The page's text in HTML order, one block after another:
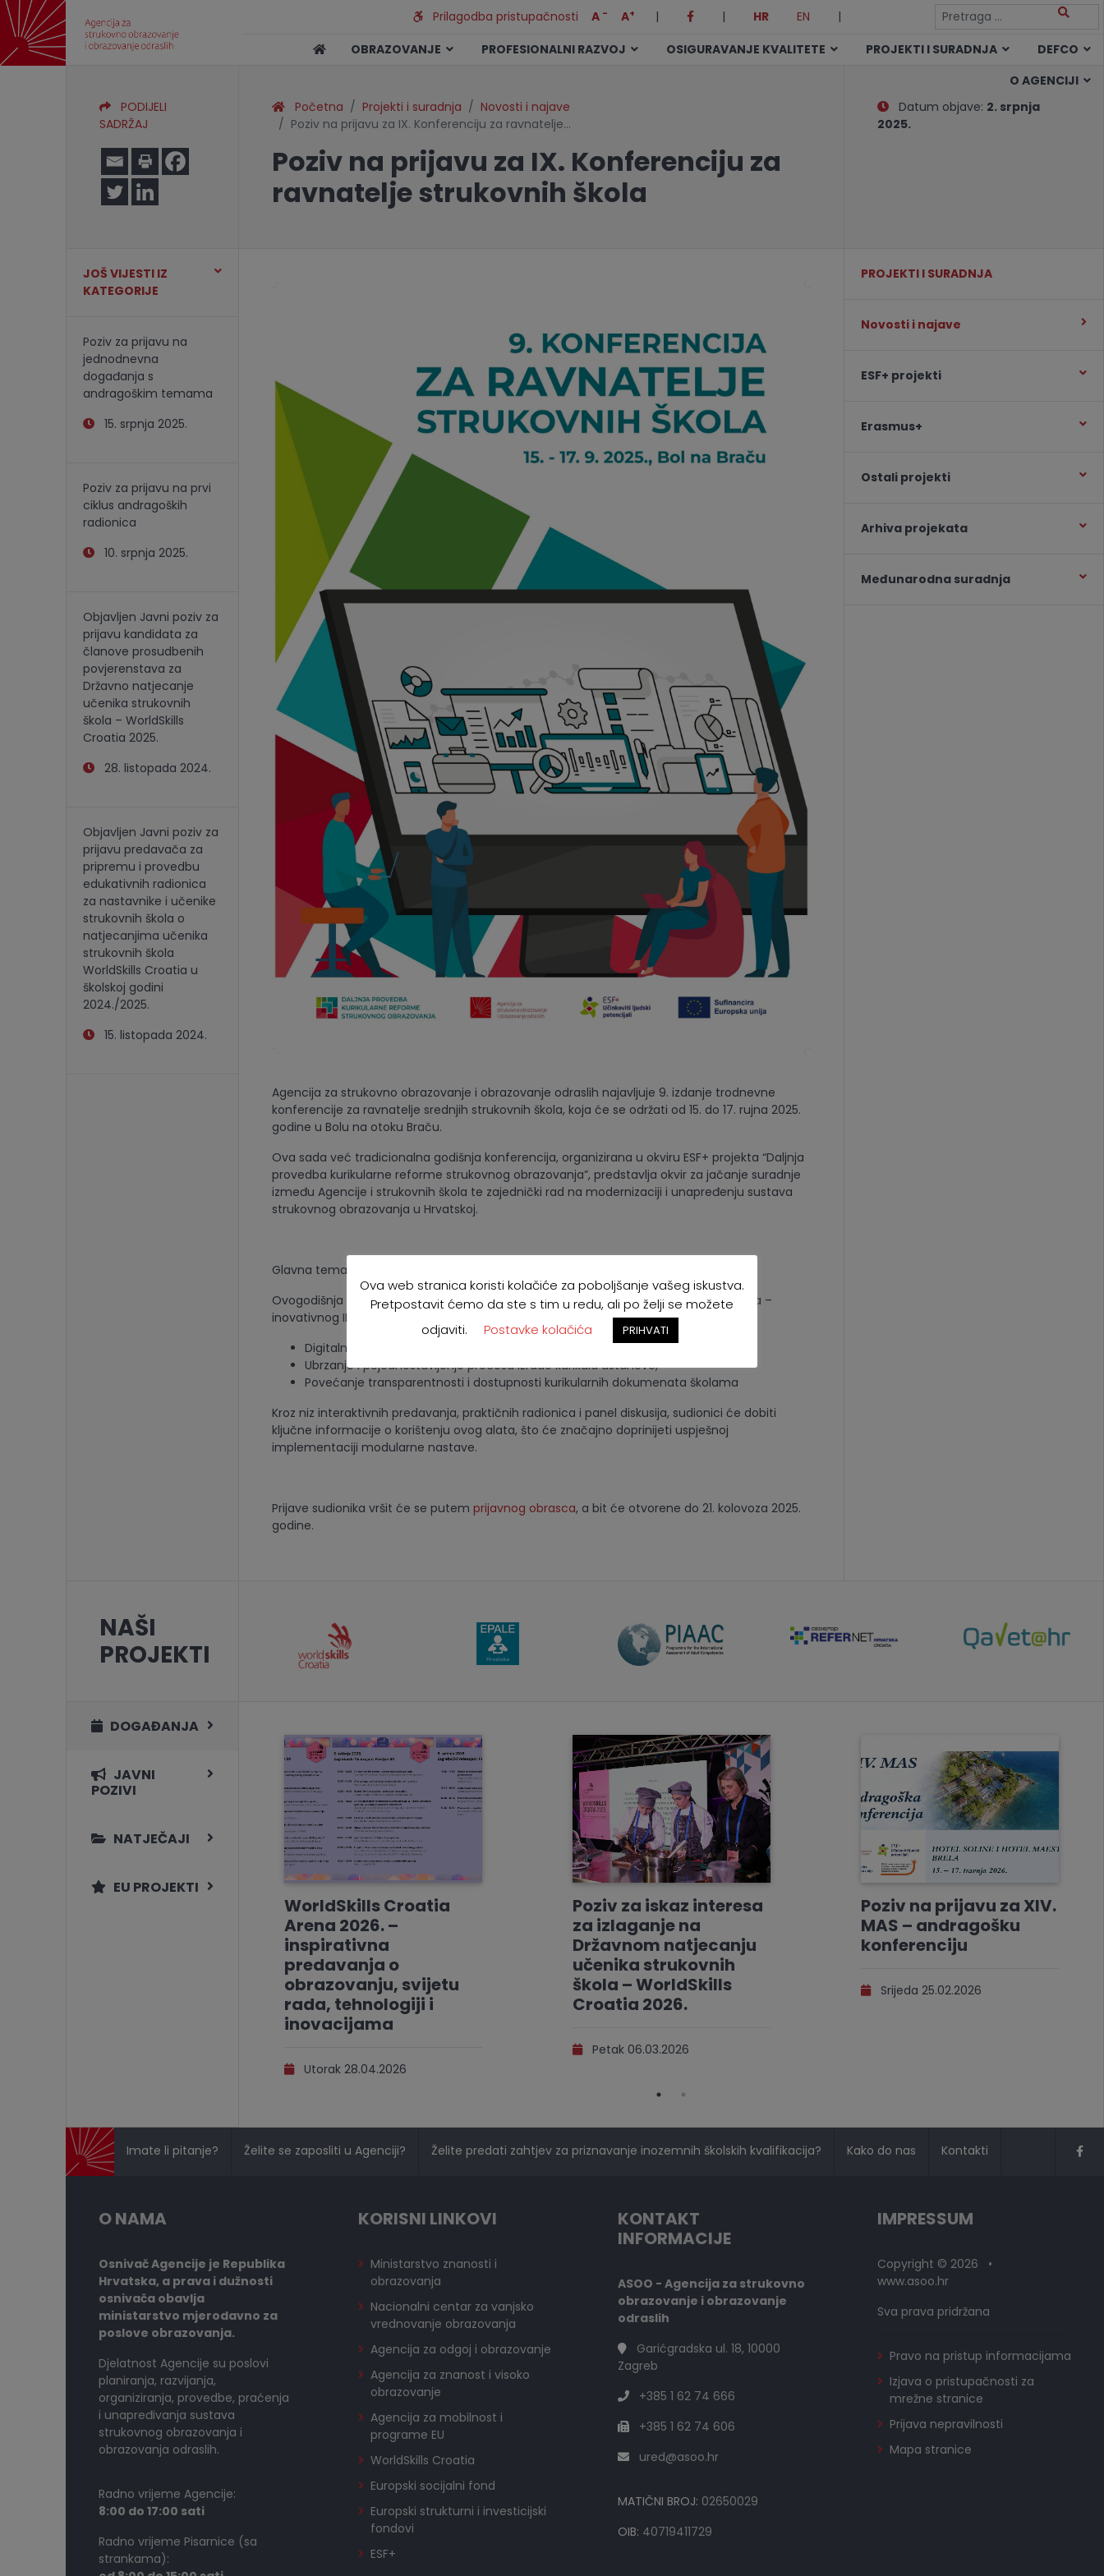
Prilagodba pristupačnosti A - A+ | | HR EN
|
OBRAZOVANJE
PROFESIONALNI RAZVOJ OSIGURAVANJE KVALITETE PROJEKTI I SURADNJA
DEFCO
O AGENCIJI
PODIJELI
SADRŽAJ
Početna Projekti i suradnja
Novosti i najave
Poziv na prijavu za IX. Konferenciju za ravnatelje…
Poziv na prijavu za IX. Konferenciju za
ravnatelje strukovnih škola
Datum objave: 2. srpnja
2025.
JOŠ VIJESTI IZ
KATEGORIJE
Poziv za prijavu na
jednodnevna
događanja s
andragoškim temama
15. srpnja 2025.
Poziv za prijavu na prvi
ciklus andragoških
radionica
10. srpnja 2025.
Objavljen Javni poziv za
prijavu kandidata za
članove prosudbenih
povjerenstava za
Državno natjecanje
učenika strukovnih
škola – WorldSkills
Croatia 2025.
28. listopada 2024.
Objavljen Javni poziv za
prijavu predavača za
pripremu i provedbu
edukativnih radionica
za nastavnike i učenike
strukovnih škola o
natjecanjima učenika
strukovnih škola
WorldSkills Croatia u
školskoj godini
2024./2025.
15. listopada 2024.
Agencija za strukovno obrazovanje i obrazovanje odraslih najavljuje 9. izdanje trodnevne
konferencije za ravnatelje srednjih strukovnih škola, koja će se održati od 15. do 17. rujna 2025.
godine u Bolu na otoku Braču.
Ova sada već tradicionalna godišnja konferencija, organizirana u okviru ESF+ projekta “Daljnja
provedba kurikularne reforme strukovnog obrazovanja”, predstavlja okvir za jačanje suradnje
između Agencije i strukovnih škola te zajednički rad na modernizaciji i unapređenju sustava
strukovnog obrazovanja u Hrvatskoj.
Glavna tema: Digitalna transformacija kurikuluma – e-Kurikulum
Ovogodišnja konferencija bit će usmjerena na predstavljanje i primjenu e-Kurikuluma –
inovativnog IKT alata koji omogućuje:
Digitalno planiranje, izradu i praćenje kurikularnih sadržaja,
Ubrzanje i pojednostavljenje procesa izrade kurikula ustanove,
Povećanje transparentnosti i dostupnosti kurikularnih dokumenata školama
Kroz niz interaktivnih predavanja, praktičnih radionica i panel diskusija, sudionici će dobiti
ključne informacije o korištenju ovog alata, što će značajno doprinijeti uspješnoj
implementaciji modularne nastave.
Prijave sudionika vršit će se putem prijavnog obrasca, a bit će otvorene do 21. kolovoza 2025.
godine.
PROJEKTI I SURADNJA
Novosti i najave
ESF+ projekti
Erasmus+
Ostali projekti
Arhiva projekata
Međunarodna suradnja
NAŠI
PROJEKTI
DOGAĐANJA
JAVNI
POZIVI
NATJEČAJI
EU PROJEKTI
WorldSkills Croatia
Arena 2026. –
inspirativna
predavanja o
obrazovanju, svijetu
rada, tehnologiji i
inovacijama
Utorak 28.04.2026
Poziv za iskaz interesa
za izlaganje na
Državnom natjecanju
učenika strukovnih
škola – WorldSkills
Croatia 2026.
Petak 06.03.2026
Poziv na prijavu za XIV.
MAS – andragošku
konferenciju
Srijeda 25.02.2026
Imate li pitanje? Želite se zaposliti u Agenciji? Želite predati zahtjev za priznavanje inozemnih školskih kvalifikacija? Kako do nas Kontakti
O NAMA
Osnivač Agencije je Republika
Hrvatska, a prava i dužnosti
osnivača obavlja
ministarstvo mjerodavno za
poslove obrazovanja.
Djelatnost Agencije su poslovi
planiranja, razvijanja,
organiziranja, provedbe, praćenja
i unapređivanja sustava
strukovnog obrazovanja i
obrazovanja odraslih.
Radno vrijeme Agencije:
8:00 do 17:00 sati
Radno vrijeme Pisarnice (sa
strankama):
KORISNI LINKOVI
Ministarstvo znanosti i
obrazovanja
Nacionalni centar za vanjsko
vrednovanje obrazovanja
Agencija za odgoj i obrazovanje
Agencija za znanost i visoko
obrazovanje
Agencija za mobilnost i
programe EU
WorldSkills Croatia
Europski socijalni fond
Europski strukturni i investicijski
fondovi
ESF+
KONTAKT
INFORMACIJE
ASOO - Agencija za strukovno
obrazovanje i obrazovanje
odraslih
Garićgradska ul. 18, 10000
Zagreb
+385 1 62 74 666
+385 1 62 74 606
ured@asoo.hr
MATIČNI BROJ: 02650029
OIB: 40719411729
IMPRESSUM
Copyright © 2026 •
www.asoo.hr
Sva prava pridržana
Pravo na pristup informacijama
Izjava o pristupačnosti za
mrežne stranice
Prijava nepravilnosti
Mapa stranice
Ova web stranica koristi kolačiće za poboljšanje vašeg iskustva.
Pretpostavit ćemo da ste s tim u redu, ali po želji se možete
odjaviti.
Postavke kolačića PRIHVATI